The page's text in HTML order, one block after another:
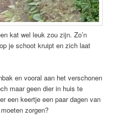
kat wel leuk zou zijn. Zo’n
je schoot kruipt en zich laat
en vooral aan het verschonen
maar geen dier in huis te
een keertje een paar dagen van
zorgen?